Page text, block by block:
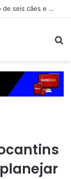
Prefeitura de Aparecida flagra abandono de seis cães e reitera que o ato é crime inafiançável